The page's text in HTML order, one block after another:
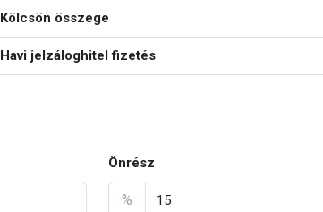
Kölcsön összege
Havi jelzáloghitel fizetés
Önrész
%